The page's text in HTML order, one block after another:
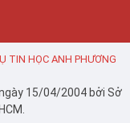
TIN HỌC ANH PHƯƠNG
15/04/2004 bởi Sở